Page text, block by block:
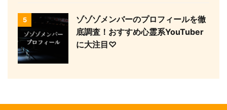
5
ゾゾゾメンバーのプロフィールを徹
底調査！おすすめ心霊系YouTuber
に大注目♡